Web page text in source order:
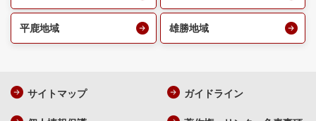
平鹿地域 雄勝地域
サイトマップ ガイドライン